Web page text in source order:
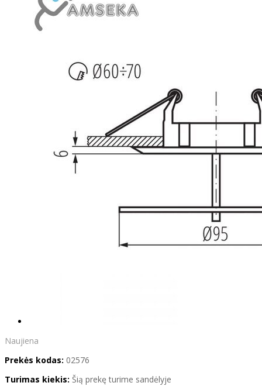
Naujiena
Prekės kodas: 02576
Turimas kiekis: Šią prekę turime sandėlyje